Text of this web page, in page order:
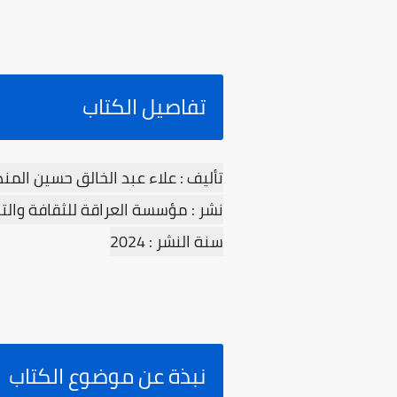
تفاصيل الكتاب
تأليف : علاء عبد الخالق حسين
نشر : مؤسسة العراقة للثقافة
سنة النشر : 2024
نبذة عن موضوع الكتاب